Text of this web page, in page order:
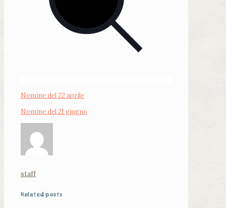
Nomine del 22 aprile
Nomine del 21 giugno
staff
Related posts